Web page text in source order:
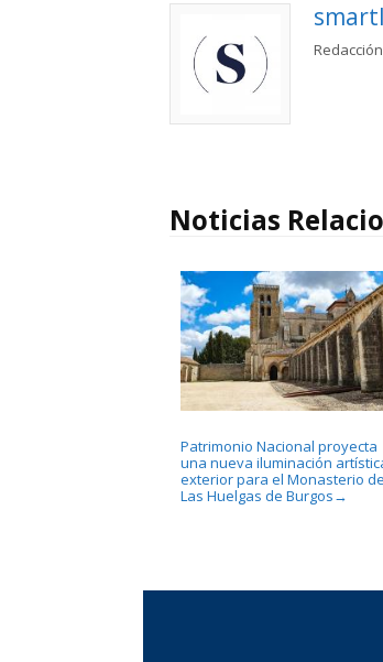
Noticias
Patrimonio Nacional proyecta
una nueva iluminación
exterior para el Monasterio de
Las Huelgas de Burgos →